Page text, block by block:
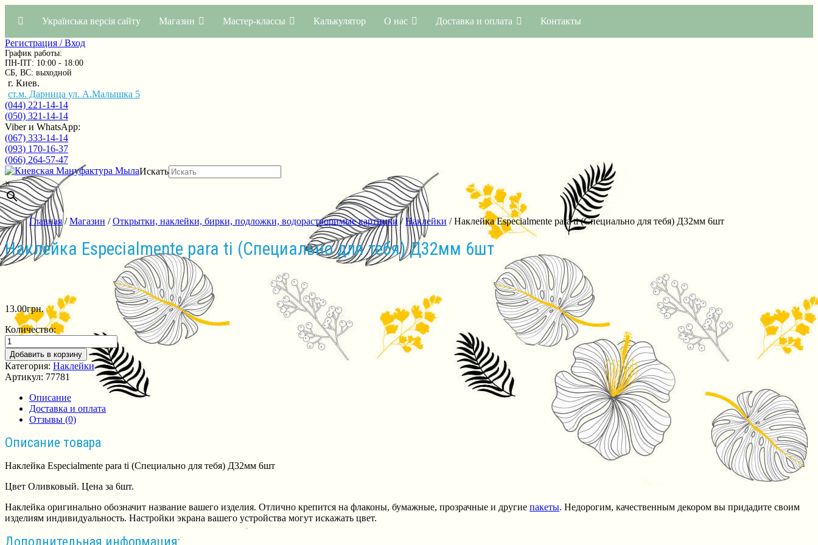
Українська версія сайту Магазин Мастер-классы Калькулятор О нас Доставка и оплата Контакты
Регистрация / Вход
График работы:
ПН-ПТ: 10:00 - 18:00
СБ, ВС: выходной
г. Киев.
ст.м. Дарница ул. А.Малышка 5
(044) 221-14-14
(050) 321-14-14
Viber и WhatsApp:
(067) 333-14-14
(093) 170-16-37
(066) 264-57-47
Искать
×
Главная/Магазин /Открытки, наклейки, бирки, подложки, водорастворимые картинки /Наклейки / Наклейка Especialmente para ti (Специально для тебя) Д32мм 6шт
Наклейка Especialmente para ti (Специально для тебя) Д32мм 6шт
13.00грн.
Количество:
Добавить в корзину
Категория: Наклейки
Артикул: 77781
Описание
Доставка и оплата
Отзывы (0)
Описание товара
Наклейка Especialmente para ti (Специально для тебя) Д32мм 6шт
Цвет Оливковый. Цена за 6шт.
Наклейка оригинально обозначит название вашего изделия. Отлично крепится на флаконы, бумажные, прозрачные и другие пакеты. Недорогим, качественным декором вы придадите своим
изделиям индивидуальность. Настройки экрана вашего устройства могут искажать цвет.
Дополнительная информация: